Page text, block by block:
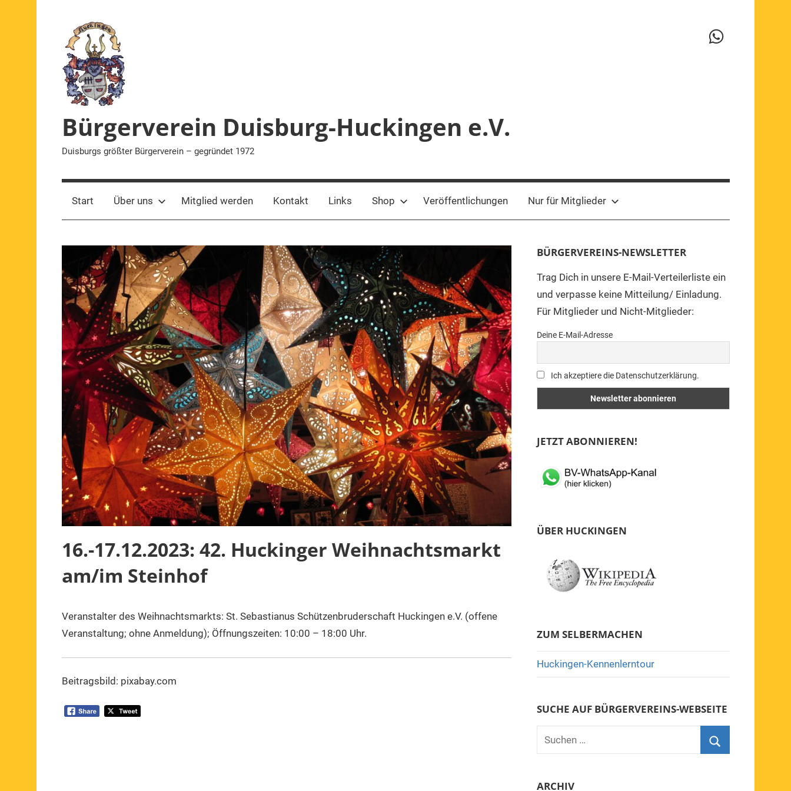
Bürgerverein Duisburg-Huckingen e.V.
Duisburgs größter Bürgerverein – gegründet 1972
WhatsApp-
Start Über uns Mitglied werden Kontakt Links Shop Veröffentlichungen Nur für Mitglieder
16.-17.12.2023: 42. Huckinger Weihnachtsmarkt
am/im Steinhof
3.
Dezember
1.
Vorsitzender
Mitteilung,
Veranstaltung
Veranstalter des Weihnachtsmarkts: St. Sebastianus Schützenbruderschaft Huckingen e.V. (offene
Veranstaltung; ohne Anmeldung); Öffnungszeiten: 10:00 – 18:00 Uhr.
Beitragsbild: pixabay.com
BÜRGERVEREINS-NEWSLETTER
Trag Dich in unsere E-Mail-Verteilerliste ein
und verpasse keine Mitteilung/ Einladung.
Für Mitglieder und Nicht-Mitglieder:
Deine E-Mail-Adresse
Ich akzeptiere die Datenschutzerklärung.
JETZT ABONNIEREN!
ÜBER HUCKINGEN
ZUM SELBERMACHEN
Huckingen-Kennenlerntour
SUCHE AUF BÜRGERVEREINS-WEBSEITE
Suchen
nach:
ARCHIV